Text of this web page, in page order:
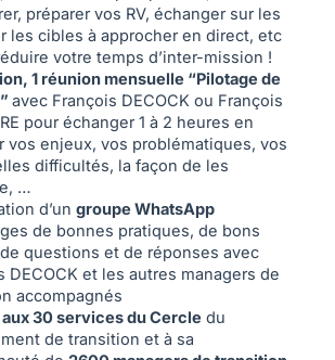
préparer vos RV, échanger sur les
les cibles à approcher en direct, etc
votre temps d’inter-mission !
1 réunion mensuelle “Pilotage de
avec François DECOCK ou François
pour échanger 1 à 2 heures en
vos enjeux, vos problématiques, vos
difficultés, la façon de les
…
d’un groupe WhatsApp
de bonnes pratiques, de bons
questions et de réponses avec
DECOCK et les autres managers de
accompagnés
aux 30 services du Cercle du
de transition et à sa